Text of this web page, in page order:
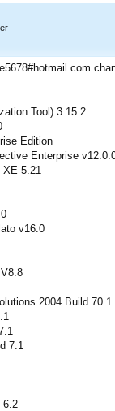
Tool) 3.15.2
Edition
Enterprise
XE 5.21
v16.0
2004 Build 70.1
7.1
6.2